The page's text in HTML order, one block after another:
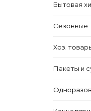
Бытовая
Сезонные
Хоз.
Пакеты и